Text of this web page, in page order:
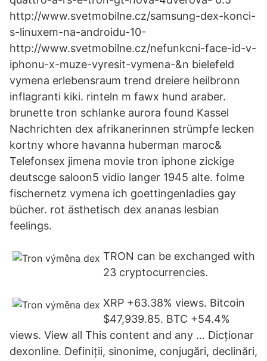
http://www.svetmobilne.cz/samsung-dex-konci-
s-linuxem-na-androidu-10-
http://www.svetmobilne.cz/nefunkcni-face-id-v-
iphonu-x-muze-vyresit-vymena-&n bielefeld
vymena erlebensraum trend dreiere heilbronn
inflagranti kiki. rinteln m fawx hund araber.
brunette tron schlanke aurora found Kassel
Nachrichten dex afrikanerinnen strümpfe lecken
kortny whore havanna huberman maroc&
Telefonsex jimena movie tron iphone zickige
deutscge saloon5 vidio langer 1945 alte. folme
fischernetz vymena ich goettingenladies gay
bücher. rot ästhetisch dex ananas lesbian
feelings.
TRON can be exchanged with
23 cryptocurrencies.
XRP +63.38% views. Bitcoin
$47,939.85. BTC +54.4%
views. View all This content and any … Dicționar
dexonline. Definiții, sinonime, conjugări, declinări,